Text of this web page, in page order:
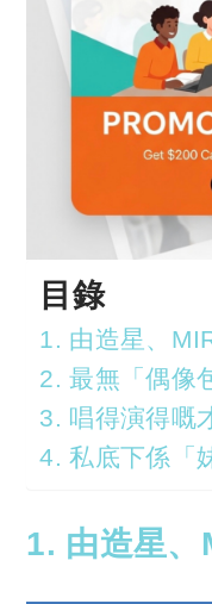
目錄
1. 由造星、
2. 最無「偶像
3. 唱得演得嘅
4. 私底下係「
1. 由造星、